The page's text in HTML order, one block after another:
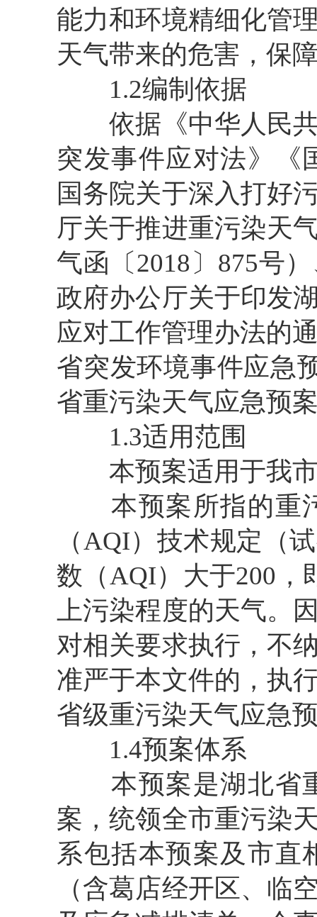
能力和环境精细化管
天气带来的危害，保
1.2编制依据
依据《中华人民共
突发事件应对法》《
国务院关于深入打好
厅关于推进重污染天
气函〔2018〕875号
政府办公厅关于印发
应对工作管理办法的
省突发环境事件应急
省重污染天气应急预
1.3适用范围
本预案适用于我市
本预案所指的重污
（AQI）技术规定（
数（AQI）大于200，
上污染程度的天气。
对相关要求执行，不
准严于本文件的，执
省级重污染天气应急
1.4预案体系
本预案是湖北省重
案，统领全市重污染
系包括本预案及市直
（含葛店经开区、临